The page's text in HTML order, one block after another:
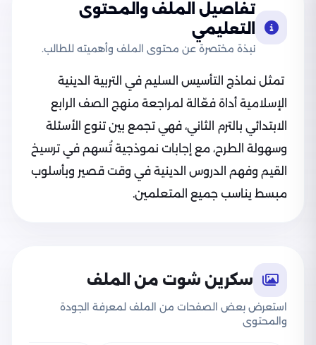
تفاصيل الملف والمحتوى
التعليمي
نبذة مختصرة عن محتوى الملف وأهميته للطالب.
تمثل نماذج التأسيس السليم في التربية الدينية
الإسلامية أداة فعّالة لمراجعة منهج الصف الرابع
الابتدائي بالترم الثاني، فهي تجمع بين تنوع الأسئلة
وسهولة الطرح، مع إجابات نموذجية تُسهم في ترسيخ
القيم وفهم الدروس الدينية في وقت قصير وبأسلوب
مبسط يناسب جميع المتعلمين.
سكرين شوت من الملف
استعرض بعض الصفحات من الملف لمعرفة الجودة
والمحتوى